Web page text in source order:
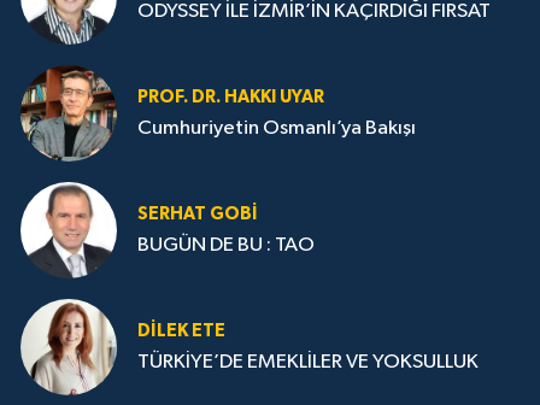
ODYSSEY İLE İZMİR’İN KAÇIRDIĞI FIRSAT
PROF. DR. HAKKI UYAR
Cumhuriyetin Osmanlı’ya Bakışı
SERHAT GOBİ
BUGÜN DE BU : TAO
DILEK ETE
TÜRKİYE’DE EMEKLİLER VE YOKSULLUK